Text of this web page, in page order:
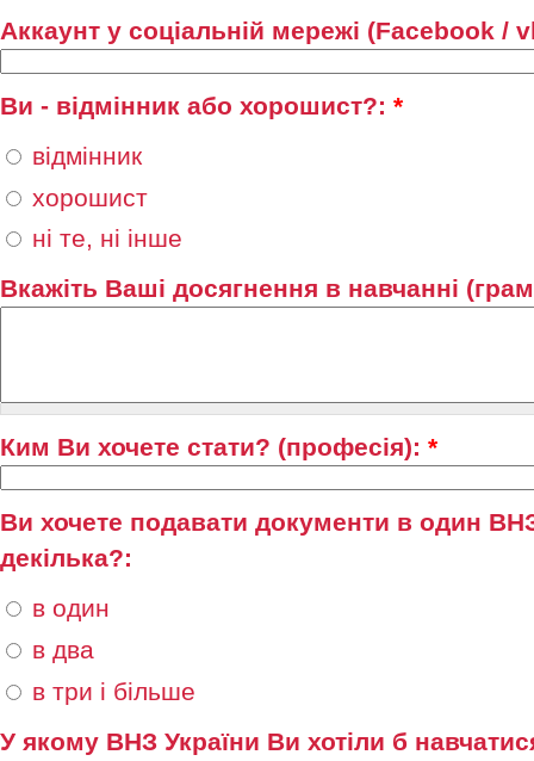
Аккаунт у соціальній мережі (Facebook /
Ви - відмінник або хорошист?: *
відмінник
хорошист
ні те, ні інше
Вкажіть Ваші досягнення в навчанні
Ким Ви хочете стати? (професія): *
Ви хочете подавати документи в один
декілька?:
в один
в два
в три і більше
У якому ВНЗ України Ви хотіли б